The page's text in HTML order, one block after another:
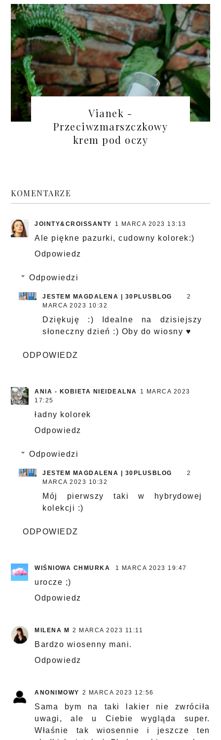
Vianek -
Przeciwzmarszczkowy
krem pod oczy
KOMENTARZE
JOINTY&CROISSANTY 1 MARCA 2023 13:13
Ale piękne pazurki, cudowny kolorek:)
Odpowiedz
Odpowiedzi
JESTEM MAGDALENA | 30PLUSBLOG
2
MARCA 2023 10:32
Dziękuję :) Idealne na dzisiejszy
słoneczny dzień :) Oby do wiosny ♥
ODPOWIEDZ
ANIA - KOBIETA NIEIDEALNA
1 MARCA 2023
17:25
ładny kolorek
Odpowiedz
Odpowiedzi
JESTEM MAGDALENA | 30PLUSBLOG
2
MARCA 2023 10:32
Mój pierwszy taki w hybrydowej
kolekcji :)
ODPOWIEDZ
WIŚNIOWA CHMURKA 1 MARCA 2023 19:47
urocze ;)
Odpowiedz
MILENA M 2 MARCA 2023 11:11
Bardzo wiosenny mani.
Odpowiedz
ANONIMOWY 2 MARCA 2023 12:56
Sama bym na taki lakier nie zwróciła
uwagi, ale u Ciebie wygląda super.
Właśnie tak wiosennie i jeszcze ten